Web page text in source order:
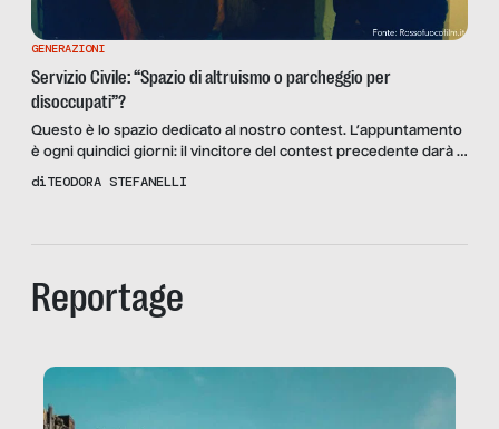
GENERAZIONI
Servizio Civile: “Spazio di altruismo o parcheggio per
disoccupati”?
Questo è lo spazio dedicato al nostro contest. L’appuntamento
è ogni quindici giorni: il vincitore del contest precedente darà il
tema per quello successivo. Inoltre, l’autore dell’articolo
diTEODORA STEFANELLI
Reportage